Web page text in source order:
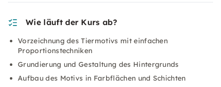
Wie läuft der Kurs ab?
Vorzeichnung des Tiermotivs mit einfachen
Proportionstechniken
Grundierung und Gestaltung des Hintergrunds
Aufbau des Motivs in Farbflächen und Schichten